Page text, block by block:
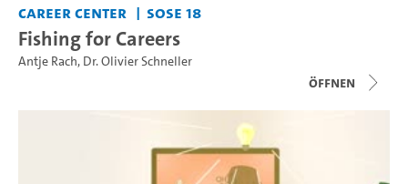
Career Center SoSe 18
Fishing for Careers
Antje Rach, Dr. Olivier Schneller
Öffnen